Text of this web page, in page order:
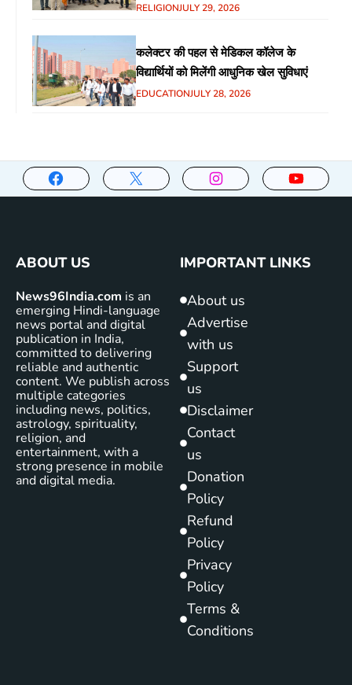
RELIGIONJULY 29, 2026
कलेक्टर की पहल से मेडिकल कॉलेज के
विद्यार्थियों को मिलेंगी आधुनिक खेल सुविधाएं
EDUCATIONJULY 28, 2026
ABOUT US
News96India.com is an
emerging Hindi-language
news portal and digital
publication in India,
committed to delivering
reliable and authentic
content. We publish across
multiple categories
including news, politics,
astrology, spirituality,
religion, and
entertainment, with a
strong presence in mobile
and digital media.
IMPORTANT LINKS
About us
Advertise
with us
Support
us
Disclaimer
Contact
us
Donation
Policy
Refund
Policy
Privacy
Policy
Terms &
Conditions